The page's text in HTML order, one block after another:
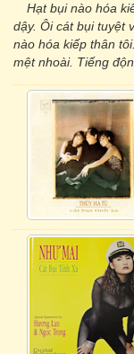
Hạt bụi nào hóa
dậy. Ôi cát bụi tuyệt
nào hóa kiếp thân
mệt nhoài. Tiếng